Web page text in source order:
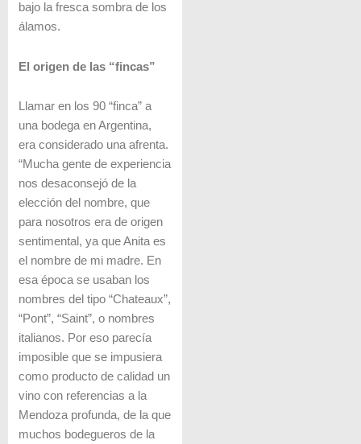
bajo la fresca sombra de los
álamos.
El origen de las “fincas”
Llamar en los 90 “finca” a
una bodega en Argentina,
era considerado una afrenta.
“Mucha gente de experiencia
nos desaconsejó de la
elección del nombre, que
para nosotros era de origen
sentimental, ya que Anita es
el nombre de mi madre. En
esa época se usaban los
nombres del tipo “Chateaux”,
“Pont”, “Saint”, o nombres
italianos. Por eso parecía
imposible que se impusiera
como producto de calidad un
vino con referencias a la
Mendoza profunda, de la que
muchos bodegueros de la